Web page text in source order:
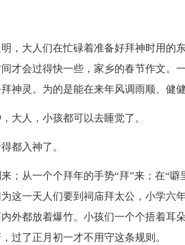
，大人们在忙碌着准备好拜神时用的
才会过得快一些，家乡的春节作文。
拜神灵。为的是能在来年风调雨顺、
大人，小孩都可以去睡觉了。
都入神了。
；从一个个拜年的手势“拜”来；在“
这一天人们要到祠庙拜太公，小学六
外都放着爆竹。小孩们一个个捂着耳
过了正月初一才不用守这条规则。